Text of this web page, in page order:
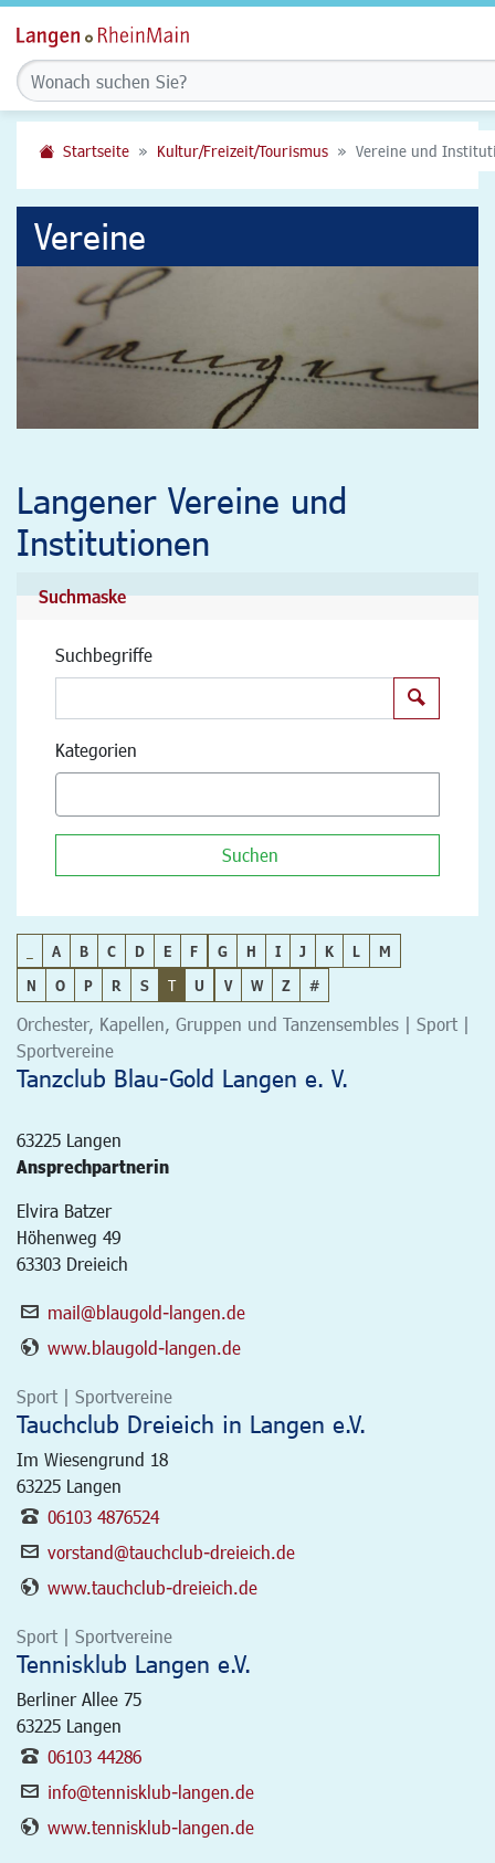
Startseite Kultur/Freizeit/Tourismus Vereine und
Vereine
Langener Vereine und
Institutionen
Suchmaske
Suchbegriffe
Kategorien
Suchen
A B C D E F G H I J K L
M
N
O P R S T U V W Z #
Orchester, Kapellen, Gruppen und Tanzensembles | Sport |
Sportvereine
Tanzclub Blau-Gold Langen e. V.
63225 Langen
Ansprechpartnerin
Elvira Batzer
Höhenweg 49
63303 Dreieich
mail@blaugold-langen.de
www.blaugold-langen.de
Sport | Sportvereine
Tauchclub Dreieich in Langen e.V.
Im Wiesengrund 18
63225 Langen
06103 4876524
vorstand@tauchclub-dreieich.de
www.tauchclub-dreieich.de
Sport | Sportvereine
Tennisklub Langen e.V.
Berliner Allee 75
63225 Langen
06103 44286
info@tennisklub-langen.de
www.tennisklub-langen.de